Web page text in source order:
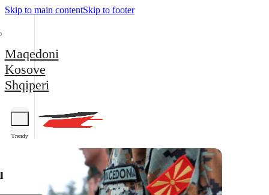
Skip to main contentSkip to footer
Maqedoni
Kosove
Shqiperi
Trendy